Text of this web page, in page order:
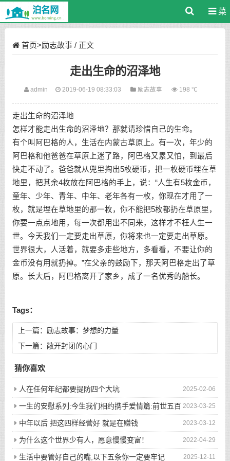
菜
首页>励志故事/ 正文
走出生命的沼泽地
admin 2019-06-19 08:33:03 励志故事 198 ℃
走出生命的沼泽地
怎样才能走出生命的沼泽地？那就请珍惜自己的生命。
有个叫阿巴格的人，生活在内蒙古草原上。有一次，年少的
阿巴格和他爸爸在草原上迷了路，阿巴格又累又怕，到最后
快走不动了。爸爸就从兜里掏出5枚硬币，把一枚硬币埋在草
地里，把其余4枚放在阿巴格的手上，说：“人生有5枚金币，
童年、少年、青年、中年、老年各有一枚，你现在才用了一
枚，就是埋在草地里的那一枚，你不能把5枚都扔在草原里，
你要一点点地用，每一次都用出不同来，这样才不枉人生一
世。今天我们一定要走出草原，你将来也一定要走出草原。
世界很大，人活着，就要多走些地方，多看看，不要让你的
金币没有用就扔掉。”在父亲的鼓励下，那天阿巴格走出了草
原。长大后，阿巴格离开了家乡，成了一名优秀的船长。
Tags：
上一篇： 励志故事：梦想的力量
下一篇： 敞开封闭的心门
猜你喜欢
2025-02-06
人在任何年纪都要提防四个大坑
2023-03-25
一生的安慰系列:今生我们相约携手爱情篇:前世五百
次的回眸才换来今生的相遇
2023-03-12
中年以后 把这四样经营好 就是在赚钱
2022-04-29
为什么这个世界少有人，愿意慢慢变富！
2025-12-11
生活中要管好自己的嘴,以下五条你一定要牢记